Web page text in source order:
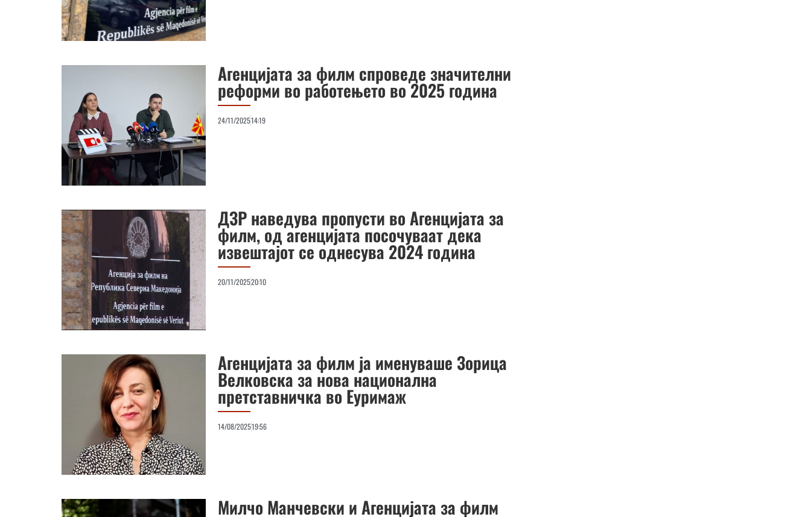
Агенцијата за филм спроведе значителни
реформи во работењето во 2025 година
24/11/202514:19
ДЗР наведува пропусти во Агенцијата за
филм, од агенцијата посочуваат дека
извештајот се однесува 2024 година
20/11/202520:10
Агенцијата за филм ја именуваше Зорица
Велковска за нова национална
претставничка во Еуримаж
14/08/202519:56
Милчо Манчевски и Агенцијата за филм